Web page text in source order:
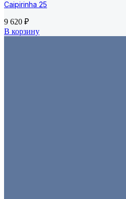
Caipirinha 25
9 620 ₽
В корзину